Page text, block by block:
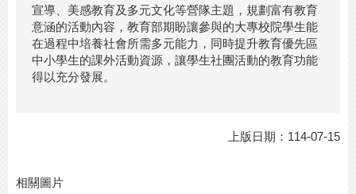
宣導、美感教育及多元文化等營隊主題，規劃富有教育
意涵的活動內容，教育部期盼讓參與的大專校院學生能
在過程中培養社會所需多元能力，同時提升教育優先區
中小學生的課外活動資源，讓學生社團活動的教育功能
得以充分發展。
上版日期：114-07-15
相關圖片